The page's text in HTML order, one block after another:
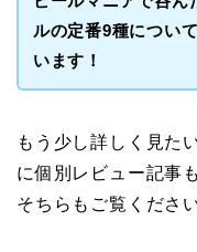
ルの定番9種につい
います！
もう少し詳しく見た
に個別レビュー記事
そちらもご覧くださ